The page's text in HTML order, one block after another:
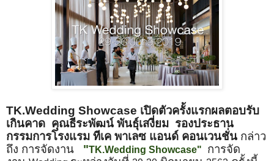
TK.Wedding Showcase เปิดตัวครั้งแรกผลตอบรับ
เกินคาด คุณธีระพัฒน์ พันธ์ุเสงี่ยม รองประธาน
กรรมการโรงแรม ทีเค พาเลซ แอนด์ คอนเวนชั่น กล่าว
ถึง การจัดงาน
"TK.Wedding Showcase"
การจัด